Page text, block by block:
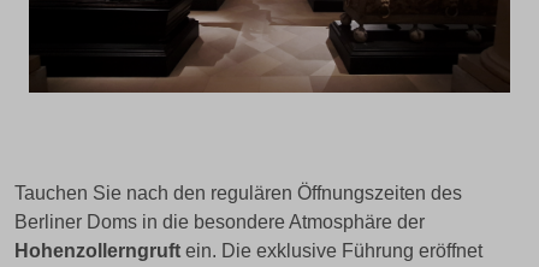
Tauchen Sie nach den regulären Öffnungszeiten des
Berliner Doms in die besondere Atmosphäre der
Hohenzollerngruft ein. Die exklusive Führung eröffnet